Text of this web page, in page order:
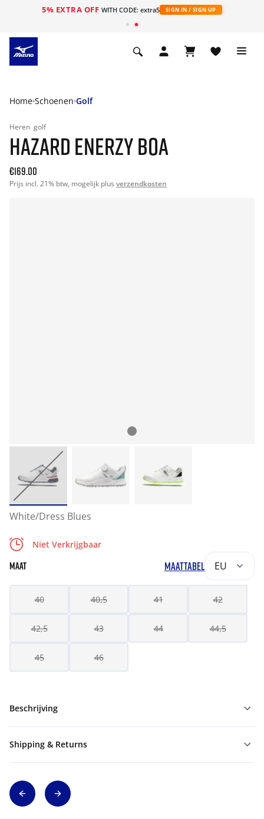
5% EXTRA OFF WITH CODE: extra5 SIGN IN / SIGN UP
Home Schoenen Golf
Heren golf
HAZARD ENERZY BOA
€169.00
Prijs incl. 21% btw, mogelijk plus verzendkosten
White/Dress Blues
Niet Verkrijgbaar
MAAT MAATTABEL EU
40 40,5 41 42
42,5 43 44 44,5
45 46
Beschrijving
Shipping & Returns